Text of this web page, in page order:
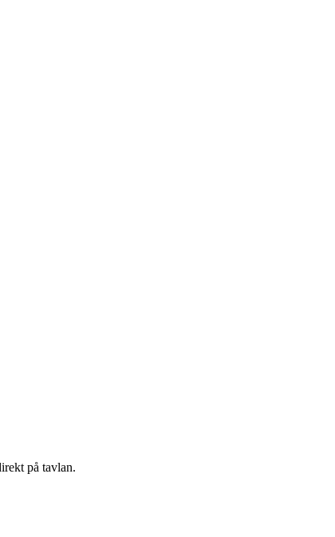
på tavlan.